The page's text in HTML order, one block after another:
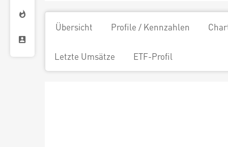
Übersicht Profile / Kennzahlen
Letzte Umsätze ETF-Profil